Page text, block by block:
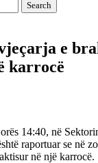
e
karrocë
14:40, në
raportuar se në
në një